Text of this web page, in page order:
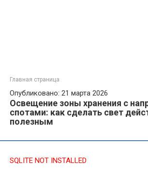
Главная страница
Опубликовано: 21 марта 2026
Освещение зоны хранения с
спотами: как сделать свет
полезным
SQLITE NOT INSTALLED